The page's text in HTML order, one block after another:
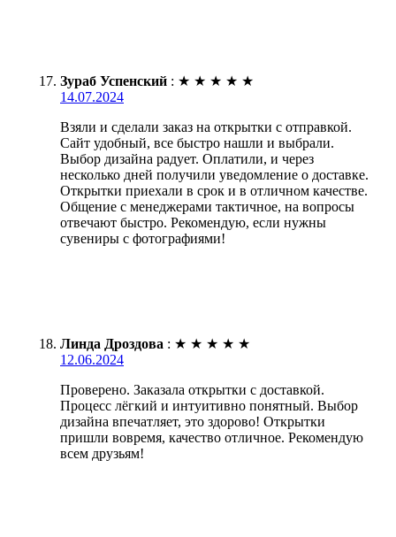
Зураб Успенский : ★ ★ ★ ★ ★
14.07.2024
Взяли и сделали заказ на открытки с отправкой.
Сайт удобный, все быстро нашли и выбрали.
Выбор дизайна радует. Оплатили, и через
несколько дней получили уведомление о доставке.
Открытки приехали в срок и в отличном качестве.
Общение с менеджерами тактичное, на вопросы
отвечают быстро. Рекомендую, если нужны
сувениры с фотографиями!
Линда Дроздова : ★ ★ ★ ★ ★
12.06.2024
Проверено. Заказала открытки с доставкой.
Процесс лёгкий и интуитивно понятный. Выбор
дизайна впечатляет, это здорово! Открытки
пришли вовремя, качество отличное. Рекомендую
всем друзьям!